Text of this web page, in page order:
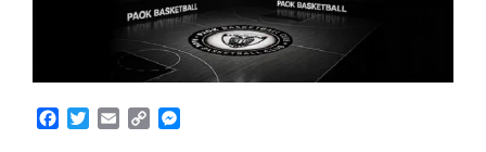
Facebook
TwitterEmailCopy